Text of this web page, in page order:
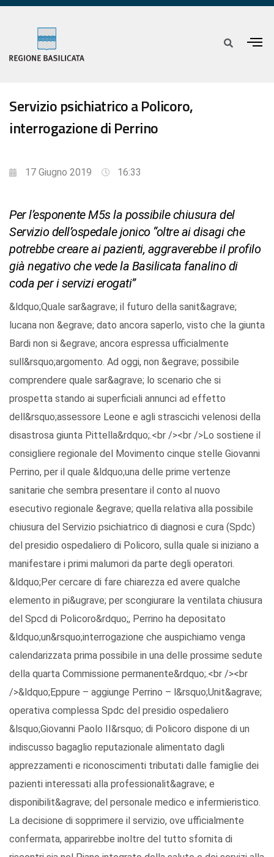
Servizio psichiatrico a Policoro,
interrogazione di Perrino
17 Giugno 2019 16:33
Per l’esponente M5s la possibile chiusura del
Servizio dell’ospedale jonico “oltre ai disagi che
potrebbe creare ai pazienti, aggraverebbe il profilo
già negativo che vede la Basilicata fanalino di
coda per i servizi erogati”
&ldquo;Quale sar&agrave; il futuro della sanit&agrave;
lucana non &egrave; dato ancora saperlo, visto che la giunta
Bardi non si &egrave; ancora espressa ufficialmente
sull&rsquo;argomento. Ad oggi, non &egrave; possibile
comprendere quale sar&agrave; lo scenario che si
prospetta stando ai superficiali annunci ad effetto
dell&rsquo;assessore Leone e agli strascichi velenosi della
disastrosa giunta Pittella&rdquo;.<br /><br />Lo sostiene il
consigliere regionale del Movimento cinque stelle Giovanni
Perrino, per il quale &ldquo;una delle prime vertenze
sanitarie che sembra presentare il conto al nuovo
esecutivo regionale &egrave; quella relativa alla possibile
chiusura del Servizio psichiatrico di diagnosi e cura (Spdc)
del presidio ospedaliero di Policoro, sulla quale si iniziano a
manifestare i primi malumori da parte degli operatori.
&ldquo;Per cercare di fare chiarezza ed avere qualche
elemento in pi&ugrave; per scongiurare la ventilata chiusura
del Spcd di Policoro&rdquo;, Perrino ha depositato
&ldquo;un&rsquo;interrogazione che auspichiamo venga
calendarizzata prima possibile in una delle prossime sedute
della quarta Commissione permanente&rdquo;.<br /><br
/>&ldquo;Eppure – aggiunge Perrino – l&rsquo;Unit&agrave;
operativa complessa Spdc del presidio ospedaliero
&lsquo;Giovanni Paolo II&rsquo; di Policoro dispone di un
indiscusso bagaglio reputazionale alimentato dagli
apprezzamenti e riconoscimenti tributati dalle famiglie dei
pazienti interessati alla professionalit&agrave; e
disponibilit&agrave; del personale medico e infermieristico.
La decisione di sopprimere il servizio, ove ufficialmente
confermata, apparirebbe inoltre del tutto sfornita di